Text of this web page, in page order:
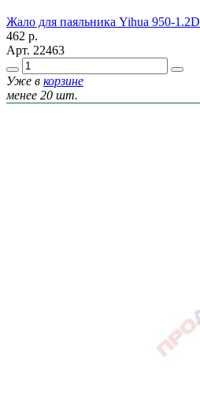
Жало для паяльника Yihua 950-1.2D
462 р.
Арт. 22463
Уже в корзине
менее 20 шт.